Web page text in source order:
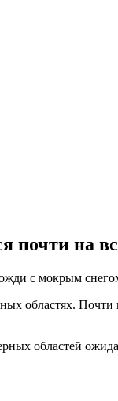
почти на
с мокрым
областях.
областей